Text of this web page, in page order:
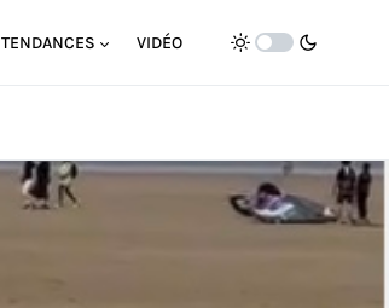
TENDANCES VIDÉO